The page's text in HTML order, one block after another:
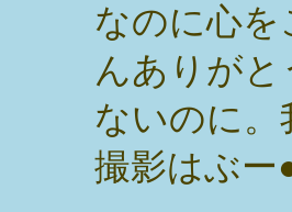
なのに心
んありが
ないのに
撮影はぶー